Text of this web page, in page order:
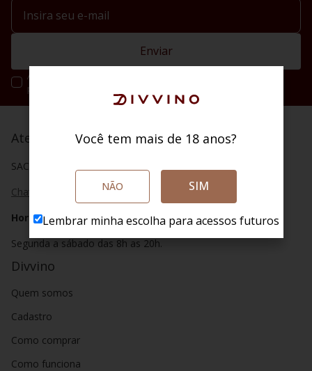
Enviar
Ao se cadastrar você irá concordar com a nossa política de
privacidade.
Atendimento
SAC (48) 4020 2004
Chat
Horário de atendimento
Segunda a sábado das 8h as 20h.
Divvino
Quem somos
Cadastro
Como comprar
Como funciona
Você tem mais de 18 anos?
NÃO SIM
Lembrar minha escolha para acessos futuros